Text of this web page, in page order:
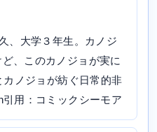
、大学３年生。カノジ
、このカノジョが実に
ノジョが紡ぐ日常的非
用：コミックシーモア